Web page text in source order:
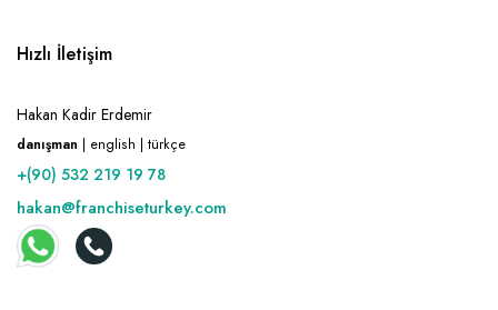
Hızlı İletişim
Hakan Kadir Erdemir
danışman | english | türkçe
+(90) 532 219 19 78
hakan@franchiseturkey.com